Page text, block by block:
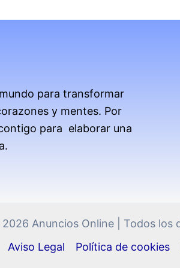
para transformar
y mentes. Por
para elaborar una
Anuncios Online | Todos los
Aviso Legal
Política de cookies